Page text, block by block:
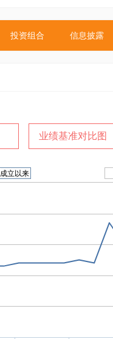
投资组合 信息披露
业绩基准对比图
成立以来